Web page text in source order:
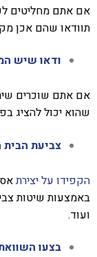
אם אתם מחליטים
תוודאו שהם אכן
ודאו שיש
אם אתם שוכרים
שהוא יכול להציג
צביעת הבית
הקפידו על יצירת
באמצעות שיטות
ועוד.
בצעו